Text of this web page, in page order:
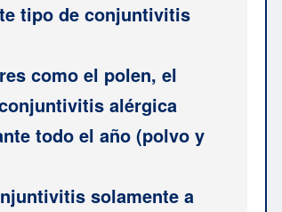
tipo de conjuntivitis
como el polen, el
alérgica
todo el año (polvo y
solamente a